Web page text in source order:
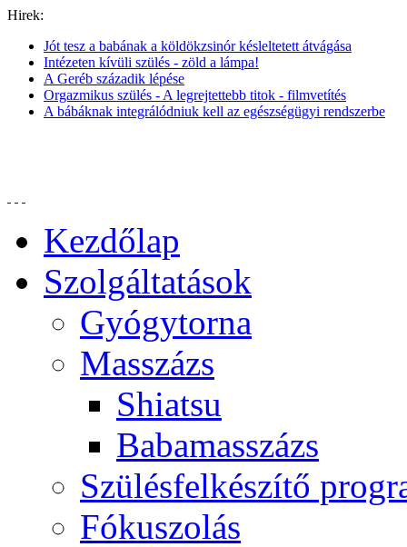
Hirek:
Jót tesz a babának a köldökzsinór késleltetett átvágása
Intézeten kívüli szülés - zöld a lámpa!
A Geréb századik lépése
Orgazmikus szülés - A legrejtettebb titok - filmvetítés
A bábáknak integrálódniuk kell az egészségügyi rendszerbe
Kezdőlap
Szolgáltatások
Gyógytorna
Masszázs
Shiatsu
Babamasszázs
Szülésfelkészítő
Fókuszolás